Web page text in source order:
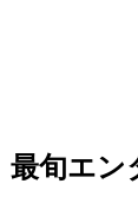
最旬エン